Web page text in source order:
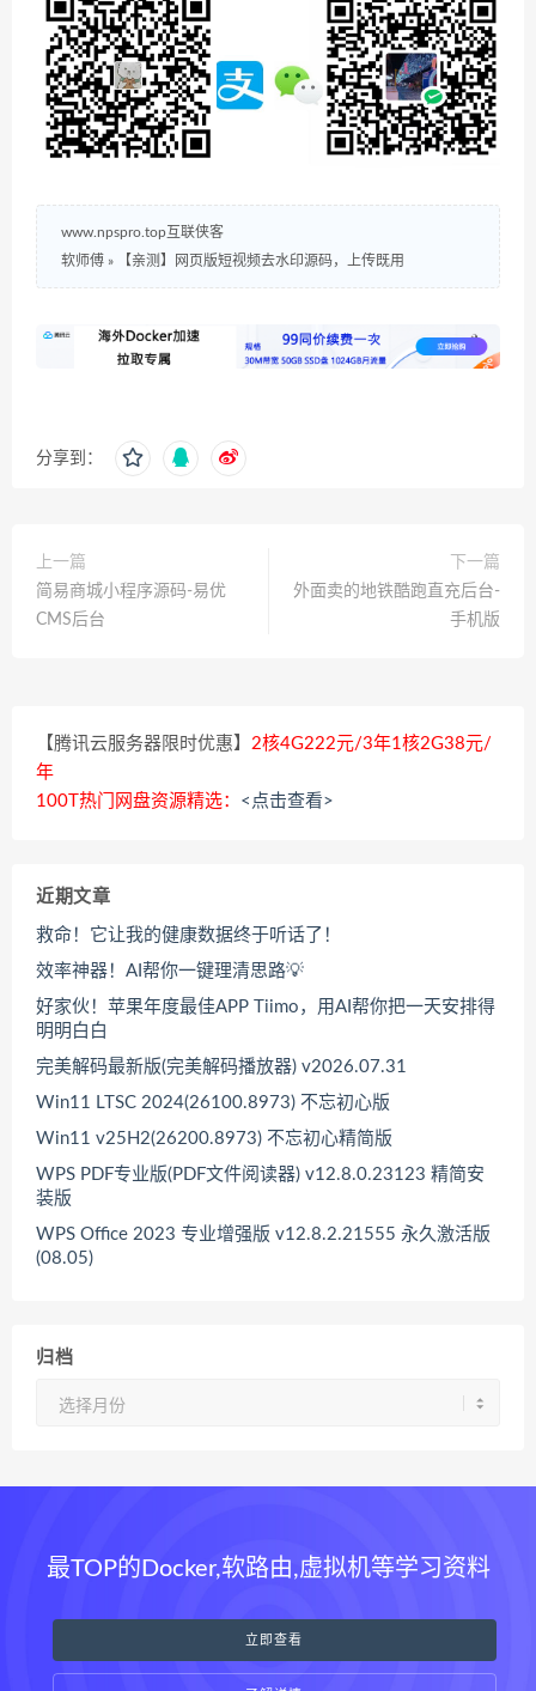
www.npspro.top互联侠客
软师傅 » 【亲测】网页版短视频去水印源码，上传既用
分享到：
上一篇
简易商城小程序源码-易优
CMS后台
下一篇
外面卖的地铁酷跑直充后台-
手机版
【腾讯云服务器限时优惠】 2核4G222元/3年1核2G38元/
年
100T热门网盘资源精选： <点击查看>
近期文章
救命！它让我的健康数据终于听话了！
效率神器！AI帮你一键理清思路💡
好家伙！苹果年度最佳APP Tiimo，用AI帮你把一天安排得
明明白白
完美解码最新版(完美解码播放器) v2026.07.31
Win11 LTSC 2024(26100.8973) 不忘初心版
Win11 v25H2(26200.8973) 不忘初心精简版
WPS PDF专业版(PDF文件阅读器) v12.8.0.23123 精简安
装版
WPS Office 2023 专业增强版 v12.8.2.21555 永久激活版
(08.05)
归档
最TOP的Docker,软路由,虚拟机等学习资料
立即查看